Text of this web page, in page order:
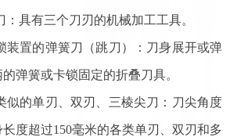
：具有三个刀刃的机械加工工具。
装置的弹簧刀（跳刀）：刀身展开或弹
弹簧或卡锁固定的折叠刀具。
似的单刃、双刃、三棱尖刀：刀尖角度
度超过150毫米的各类单刃、双刃和多